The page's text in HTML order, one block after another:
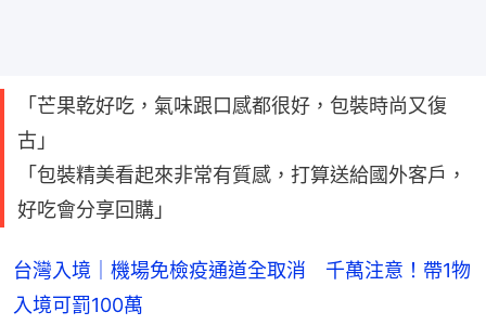
「芒果乾好吃，氣味跟口感都很好，包裝時尚又復
古」
「包裝精美看起來非常有質感，打算送給國外客戶，
好吃會分享回購」
台灣入境｜機場免檢疫通道全取消 千萬注意！帶1物
入境可罰100萬